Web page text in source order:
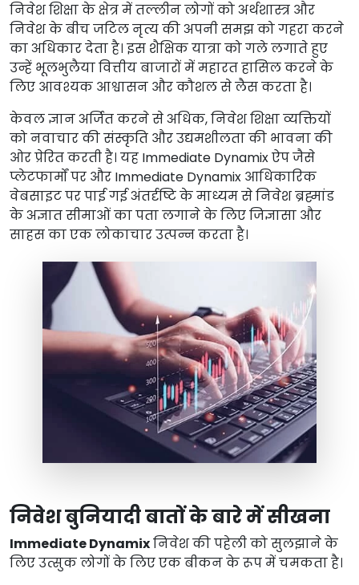
निवेश शिक्षा के क्षेत्र में तल्लीन लोगों को अर्थशास्त्र और
निवेश के बीच जटिल नृत्य की अपनी समझ को गहरा करने
का अधिकार देता है। इस शैक्षिक यात्रा को गले लगाते हुए
उन्हें भूलभुलैया वित्तीय बाजारों में महारत हासिल करने के
लिए आवश्यक आश्वासन और कौशल से लैस करता है।
केवल ज्ञान अर्जित करने से अधिक, निवेश शिक्षा व्यक्तियों
को नवाचार की संस्कृति और उद्यमशीलता की भावना की
ओर प्रेरित करती है। यह Immediate Dynamix ऐप जैसे
प्लेटफार्मों पर और Immediate Dynamix आधिकारिक
वेबसाइट पर पाई गई अंतर्दृष्टि के माध्यम से निवेश ब्रह्मांड
के अज्ञात सीमाओं का पता लगाने के लिए जिज्ञासा और
साहस का एक लोकाचार उत्पन्न करता है।
निवेश बुनियादी बातों के बारे में सीखना
Immediate Dynamixनिवेश की पहेली को सुलझाने के
लिए उत्सुक लोगों के लिए एक बीकन के रूप में चमकता है।